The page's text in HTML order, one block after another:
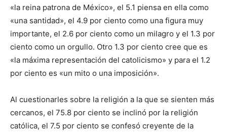
«la reina patrona de México», el 5.1 piensa en ella como
«una santidad», el 4.9 por ciento como una figura muy
importante, el 2.6 por ciento como un milagro y el 1.3 por
ciento como un orgullo. Otro 1.3 por ciento cree que es
«la máxima representación del catolicismo» y para el 1.2
por ciento es «un mito o una imposición».
Al cuestionarles sobre la religión a la que se sienten más
cercanos, el 75.8 por ciento se inclinó por la religión
católica, el 7.5 por ciento se confesó creyente de la